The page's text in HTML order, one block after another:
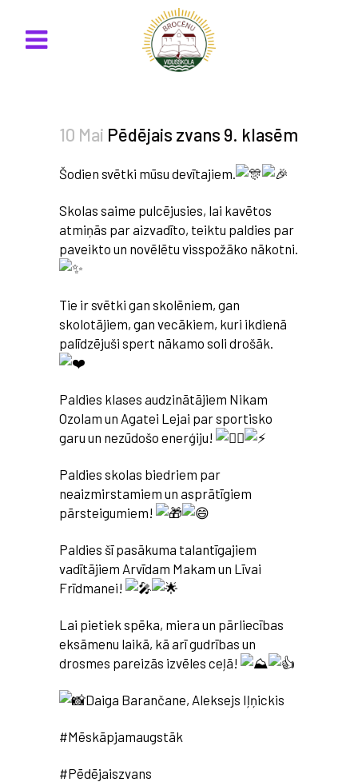
10 Mai Pēdējais zvans 9. klasēm
Šodien svētki mūsu devītajiem.
Skolas saime pulcējusies, lai kavētos
atmiņās par aizvadīto, teiktu paldies par
paveikto un novēlētu visspožāko nākotni.
Tie ir svētki gan skolēniem, gan
skolotājiem, gan vecākiem, kuri ikdienā
palīdzējuši spert nākamo soli drošāk.
Paldies klases audzinātājiem Nikam
Ozolam un Agatei Lejai par sportisko
garu un nezūdošo enerģiju!
Paldies skolas biedriem par
neaizmirstamiem un asprātīgiem
pārsteigumiem!
Paldies šī pasākuma talantīgajiem
vadītājiem Arvīdam Makam un Līvai
Frīdmanei!
Lai pietiek spēka, miera un pārliecības
eksāmenu laikā, kā arī gudrības un
drosmes pareizās izvēles ceļā!
Daiga Barančane, Aleksejs Iļņickis
#Mēskāpjamaugstāk
#Pēdējaiszvans‍‍‍